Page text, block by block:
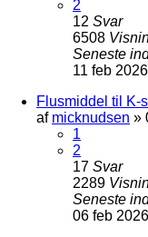
2
12 Svar
6508
Seneste
11 feb
Flusmiddel til K-
af micknudsen »
1
2
17 Svar
2289
Seneste
06 feb